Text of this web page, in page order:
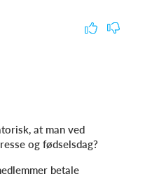
at man ved
og fødselsdag?
betale